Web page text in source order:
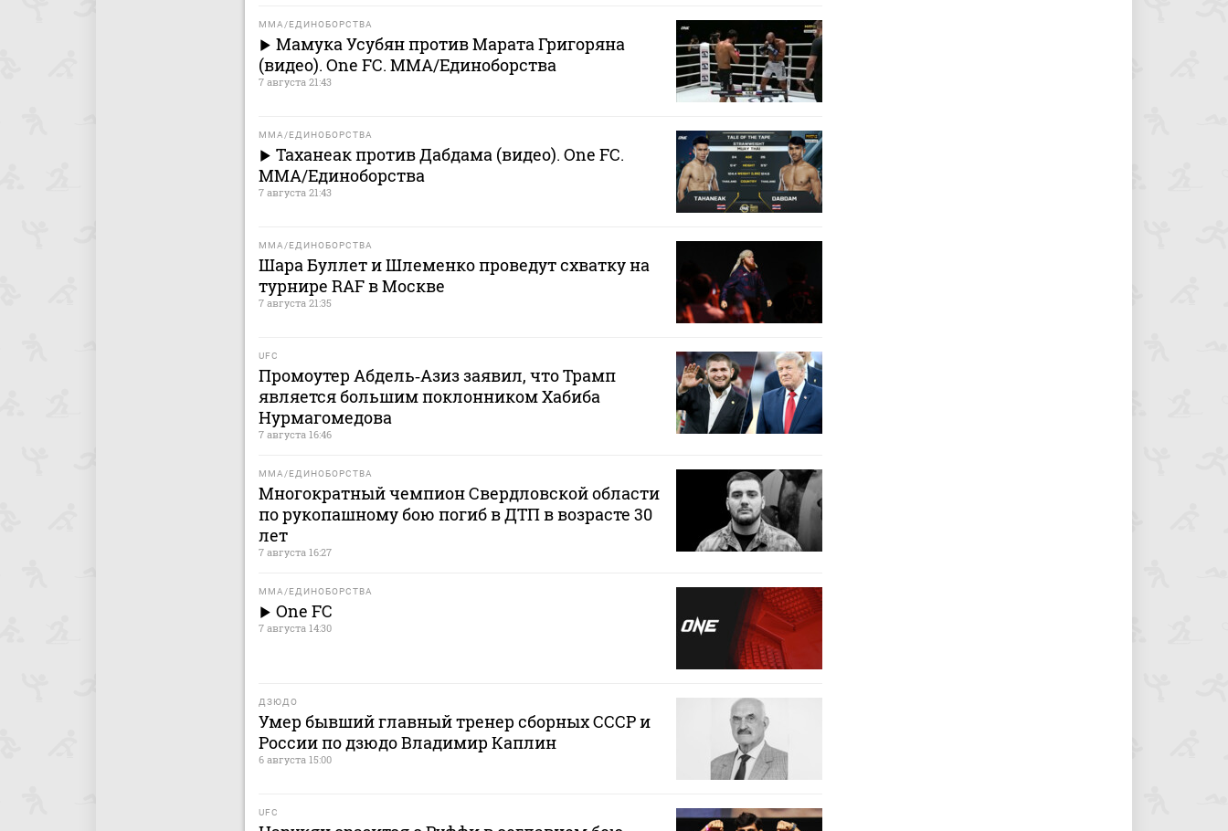
MMA/ЕДИНОБОРСТВА
Мамука Усубян против Марата Григоряна
(видео). One FC. MMA/Единоборства
7 августа 21:43
MMA/ЕДИНОБОРСТВА
Таханеак против Дабдама (видео). One FC.
MMA/Единоборства
7 августа 21:43
MMA/ЕДИНОБОРСТВА
Шара Буллет и Шлеменко проведут схватку на
турнире RAF в Москве
7 августа 21:35
UFC
Промоутер Абдель‑Азиз заявил, что Трамп
является большим поклонником Хабиба
Нурмагомедова
7 августа 16:46
MMA/ЕДИНОБОРСТВА
Многократный чемпион Свердловской области
по рукопашному бою погиб в ДТП в возрасте 30
лет
7 августа 16:27
MMA/ЕДИНОБОРСТВА
One FC
7 августа 14:30
ДЗЮДО
Умер бывший главный тренер сборных СССР и
России по дзюдо Владимир Каплин
6 августа 15:00
UFC